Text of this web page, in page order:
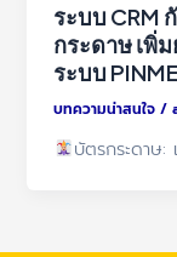
ระบบ CRM
กระดาษ เพิ่
ระบบ
บทความน่าสนใจ /
บัตรกระดาษ: